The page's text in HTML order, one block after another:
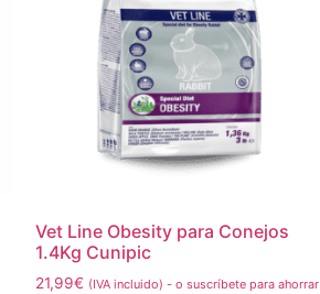
Vet Line Obesity para Conejos
1.4Kg Cunipic
21,99€ (IVA incluido) - o suscríbete para ahorrar